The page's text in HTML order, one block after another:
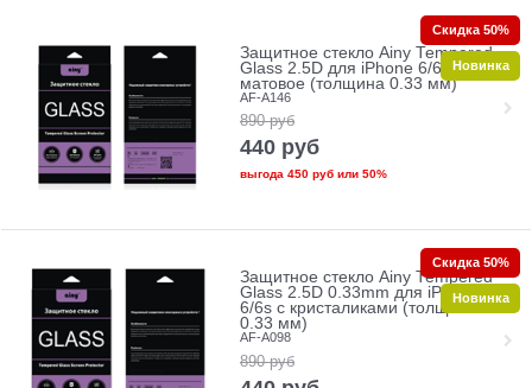
Защитное стекло Ainy Tempered
Glass 2.5D для iPhone 6/6s
матовое (толщина 0.33 мм)
AF-A146
890 руб
440 руб
выгода 450 рубили 50%
Скидка 50%
Новинка
Защитное стекло Ainy Tempered
Glass 2.5D 0.33mm для iPhone
6/6s с кристаликами (толщина
0.33 мм)
AF-A098
890 руб
Скидка 50%
Новинка